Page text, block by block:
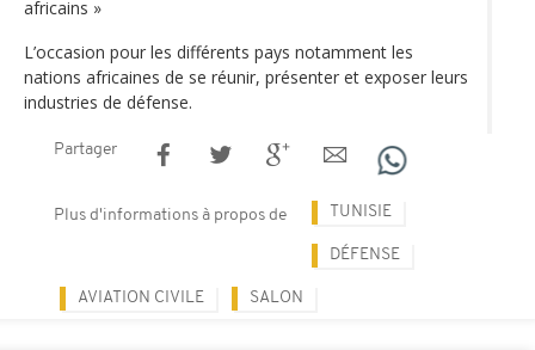
africains »
L’occasion pour les différents pays notamment les
nations africaines de se réunir, présenter et exposer leurs
industries de défense.
Partager
Plus d'informations à propos de TUNISIE
DÉFENSE
AVIATION CIVILE SALON